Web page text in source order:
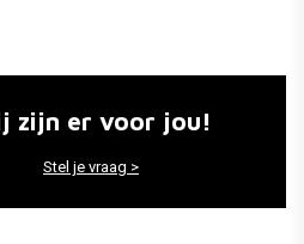
zijn er voor jou!
Stel je vraag >